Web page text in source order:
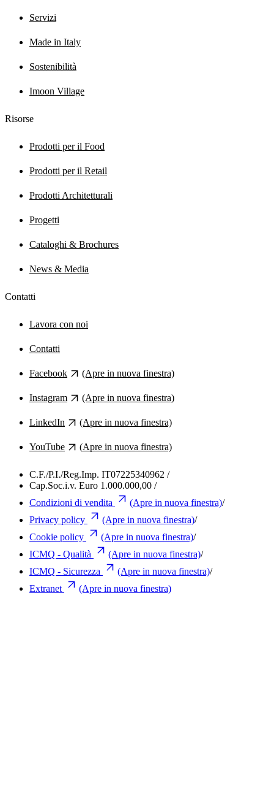
Servizi
Made in Italy
Sostenibilità
Imoon Village
Risorse
Prodotti per il Food
Prodotti per il Retail
Prodotti Architetturali
Progetti
Cataloghi & Brochures
News & Media
Contatti
Lavora con noi
Contatti
Facebook (Apre in nuova finestra)
Instagram (Apre in nuova finestra)
LinkedIn (Apre in nuova finestra)
YouTube (Apre in nuova finestra)
C.F./P.I./Reg.Imp. IT07225340962 /
Cap.Soc.i.v. Euro 1.000.000,00 /
Condizioni di vendita
(Apre in nuova finestra)/
Privacy policy
(Apre in nuova finestra)/
Cookie policy
(Apre in nuova finestra)/
ICMQ - Qualità
(Apre in nuova finestra)/
ICMQ - Sicurezza
(Apre in nuova finestra)/
Extranet
(Apre in nuova finestra)